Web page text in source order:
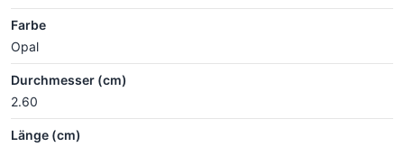
Farbe
Opal
Durchmesser (cm)
2.60
Länge (cm)